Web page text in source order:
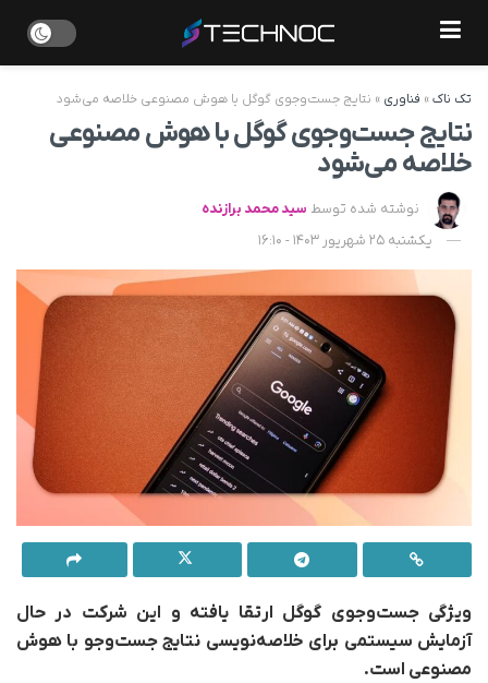
تک ناک» فناوری » نتایج جست‌وجوی گوگل با هوش مصنوعی خلاصه می‌شود
نتایج جست‌وجوی گوگل با هوش مصنوعی
خلاصه می‌شود
نوشته شده توسط سید محمد برازنده
یکشنبه 25 شهریور 1403 - 16:10
ویژگی جست‌وجوی گوگل ارتقا یافته و این شرکت در حال
آزمایش سیستمی برای خلاصه‌نویسی نتایج جست‌وجو با هوش
مصنوعی است.